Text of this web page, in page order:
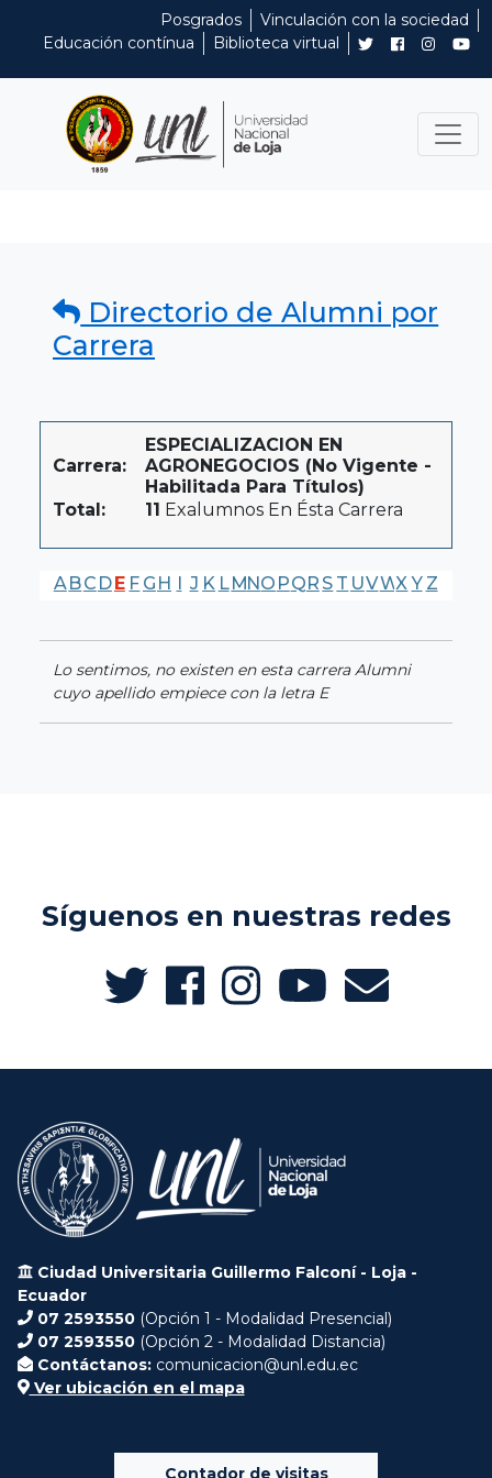
Posgrados
Vinculación con la sociedad
Educación contínua
Biblioteca virtual
Directorio de Alumni por
Carrera
Carrera:
ESPECIALIZACION EN
AGRONEGOCIOS (No Vigente -
Habilitada Para Títulos)
Total:
11 Exalumnos En Ésta Carrera
A BC DE F G H I J K LMNO PQR S T UVWX Y Z
Lo sentimos, no existen en esta carrera Alumni
cuyo apellido empiece con la letra E
Síguenos en nuestras redes
Ciudad Universitaria Guillermo Falconí - Loja -
Ecuador
07 2593550 (Opción 1 - Modalidad Presencial)
07 2593550 (Opción 2 - Modalidad Distancia)
Contáctanos: comunicacion@unl.edu.ec
Ver ubicación en el mapa
Contador de visitas